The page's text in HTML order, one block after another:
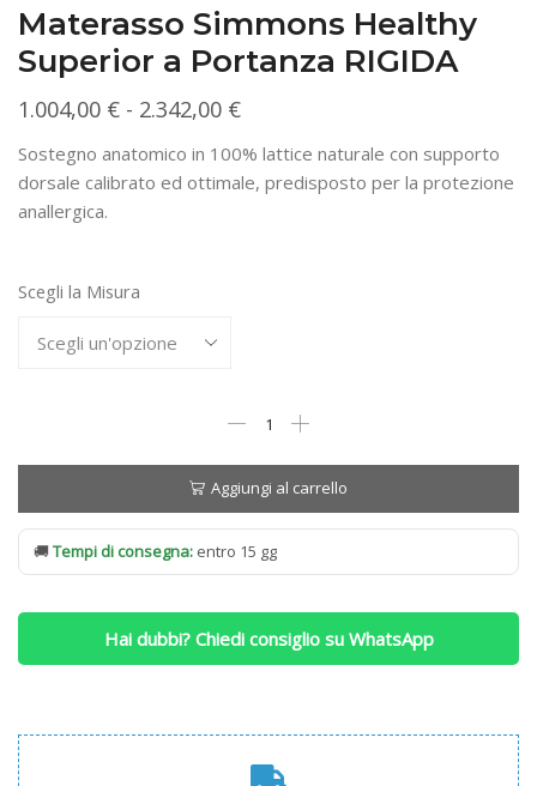
Materasso Simmons Healthy
Superior a Portanza RIGIDA
1.004,00 € - 2.342,00 €Fascia
di
prezzo:
Sostegno anatomico in 100% lattice naturale con supporto
dorsale calibrato ed ottimale, predisposto per la protezione
anallergica.
Scegli la Misura
Materasso
Simmons
Healthy
Superior
a
Portanza
RIGIDA
Aggiungi al carrello
🚚Tempi di consegna: entro 15 gg
Hai dubbi? Chiedi consiglio su WhatsApp